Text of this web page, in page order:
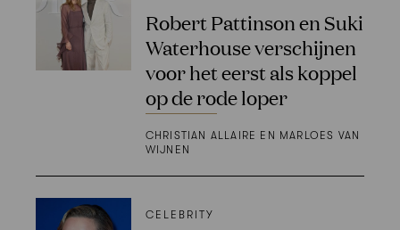
Robert Pattinson en Suki
Waterhouse verschijnen
voor het eerst als koppel
op de rode loper
CHRISTIAN ALLAIRE EN MARLOES VAN
WIJNEN
CELEBRITY